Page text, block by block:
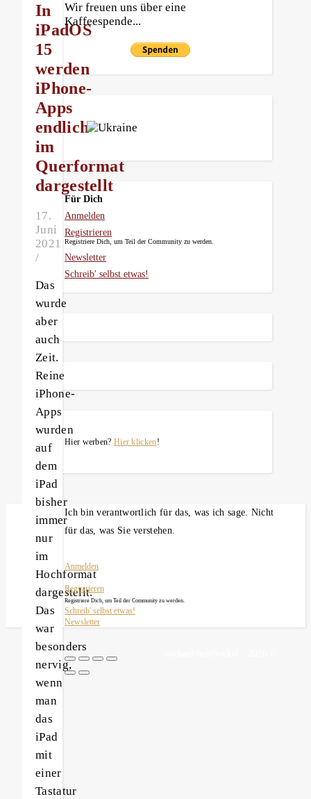
In
iPadOS
15
werden
iPhone-
Apps
endlich
im
Querformat
dargestellt
17.
Juni
2021
/
Das
wurde
aber
auch
Zeit.
Reine
iPhone-
Apps
wurden
auf
dem
iPad
bisher
immer
nur
im
Hochformat
dargestellt.
Das
war
besonders
nervig,
wenn
man
das
iPad
mit
einer
Tastatur
Wir freuen uns über eine
Kaffeespende...
Für Dich
Anmelden
Registrieren
Registriere Dich, um Teil der Community zu werden.
Newsletter
Schreib' selbst etwas!
Hier werben? Hier klicken!
Ich bin verantwortlich für das, was ich sage. Nicht
für das, was Sie verstehen.
Anmelden
Registrieren
Registriere Dich, um Teil der Community zu werden.
Schreib' selbst etwas!
Newsletter